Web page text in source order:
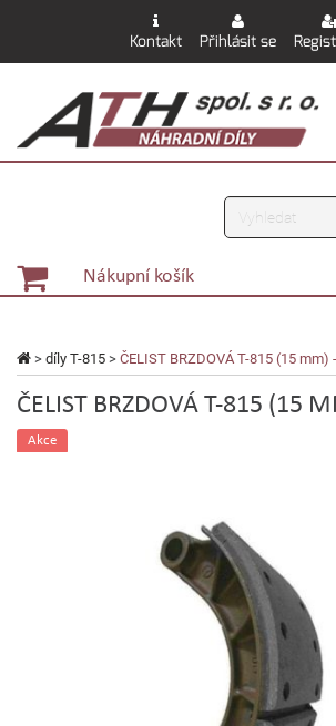
Kontakt Přihlásit se
Vyhledávání
Nákupní košík
> díly T-815 > ČELIST BRZDOVÁ T-815 (15 mm)
ČELIST BRZDOVÁ T-815 (15
Akce